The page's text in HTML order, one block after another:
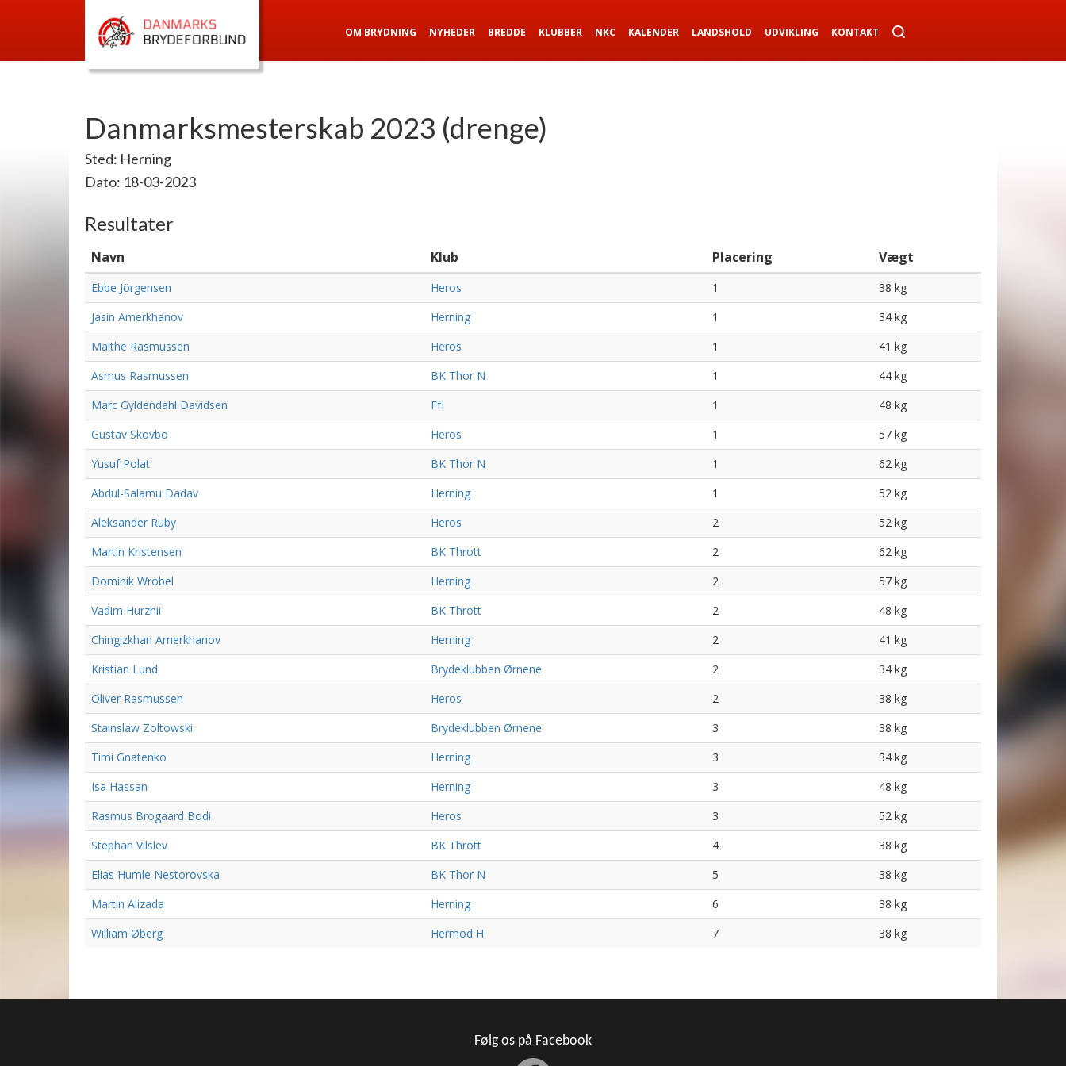
OM BRYDNING NYHEDER BREDDE KLUBBER NKC KALENDER LANDSHOLD UDVIKLING KONTAKT
Danmarksmesterskab 2023 (drenge)
Sted: Herning
Dato: 18-03-2023
Resultater
Navn Klub Placering Vægt
Ebbe Jörgensen Heros 1
38 kg
Jasin Amerkhanov
Herning 1
34 kg
Malthe Rasmussen
Heros 1
41 kg
Asmus Rasmussen
BK Thor N 1
44 kg
Marc Gyldendahl Davidsen
FfI 1
48 kg
Gustav Skovbo
Heros 1
57 kg
Yusuf Polat
BK Thor N 1
62 kg
Abdul-Salamu Dadav
Herning 1
52 kg
Aleksander Ruby
Heros 2
52 kg
Martin Kristensen
BK Thrott 2
62 kg
Dominik Wrobel
Herning 2
57 kg
Vadim Hurzhii
BK Thrott 2
48 kg
Chingizkhan Amerkhanov
Herning 2
41 kg
Kristian Lund
Brydeklubben Ørnene 2
34 kg
Oliver Rasmussen
Heros 2
38 kg
Stainslaw Zoltowski
Brydeklubben Ørnene 3
38 kg
Timi Gnatenko
Herning 3
34 kg
Isa Hassan
Herning 3
48 kg
Rasmus Brogaard Bodi
Heros 3
52 kg
Stephan Vilslev
BK Thrott 4
38 kg
Elias Humle Nestorovska
BK Thor N 5
38 kg
Martin Alizada
Herning 6
38 kg
William Øberg
Hermod H 7 38 kg
Følg os på Facebook